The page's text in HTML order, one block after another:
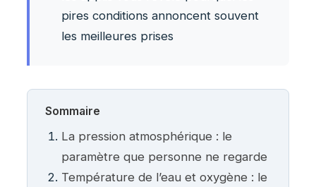
pires conditions annoncent souvent
les meilleures prises
Sommaire
La pression atmosphérique : le
paramètre que personne ne regarde
Température de l’eau et oxygène : le